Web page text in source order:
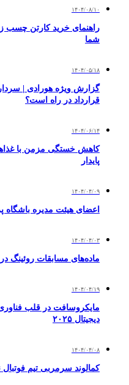
۱۴۰۴/۰۸/۱۰
راهنمای خرید کارتن چسب
شما
۱۴۰۴/۰۵/۱۸
گزارش ویژه هورادی |
قرارداد در راه است؟
۱۴۰۴/۰۶/۱۴
کاهش خستگی مزمن با
پایدار
۱۴۰۴/۰۴/۰۹
اعضای هیئت مدیره
۱۴۰۴/۰۴/۰۳
ماده‌های مسابقات روئینگ
۱۴۰۴/۰۴/۱۹
مایکروسافت در قلب
دیجیتال ۲۰۲۵
۱۴۰۴/۰۴/۰۸
کمالوند سرمربی تیم